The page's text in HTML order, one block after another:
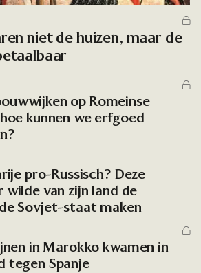
niet de huizen, maar de
op Romeinse
kunnen we erfgoed
pro-Russisch? Deze
wilde van zijn land de
Sovjet-staat maken
in Marokko kwamen in
tegen Spanje